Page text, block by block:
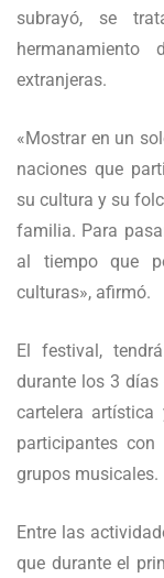
subrayó, se
hermanamiento
extranjeras.
«Mostrar en un
naciones que
su cultura y su
familia. Para
al tiempo que
culturas», afirmó.
El festival,
durante los 3
cartelera
participantes
grupos musicales.
Entre las
que durante el